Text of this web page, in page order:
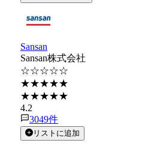
Sansan
Sansan株式会社
☆☆☆☆☆
★★★★★
★★★★★
4.2
3049件
リストに追加